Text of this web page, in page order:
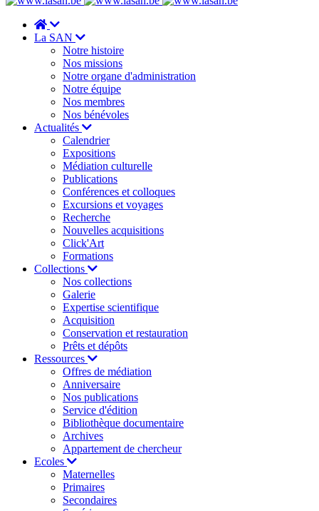
La SAN
Notre histoire
Nos missions
Notre organe d'administration
Notre équipe
Nos membres
Nos bénévoles
Actualités
Calendrier
Expositions
Médiation culturelle
Publications
Conférences et colloques
Excursions et voyages
Recherche
Nouvelles acquisitions
Click'Art
Formations
Collections
Nos collections
Galerie
Expertise scientifique
Acquisition
Conservation et restauration
Prêts et dépôts
Ressources
Offres de médiation
Anniversaire
Nos publications
Service d'édition
Bibliothèque documentaire
Archives
Appartement de chercheur
Ecoles
Maternelles
Primaires
Secondaires